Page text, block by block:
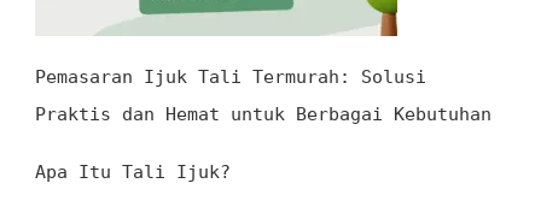
Pemasaran Ijuk Tali Termurah : Solusi
Praktis dan Hemat untuk Berbagai Kebutuhan
Apa Itu Tali Ijuk?